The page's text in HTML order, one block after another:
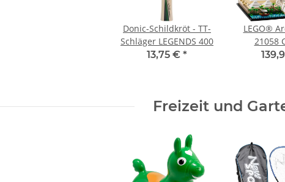
Donic-Schildkröt - TT-
Schläger LEGENDS 400
13,75 € *
LEGO®
21058
Freizeit und